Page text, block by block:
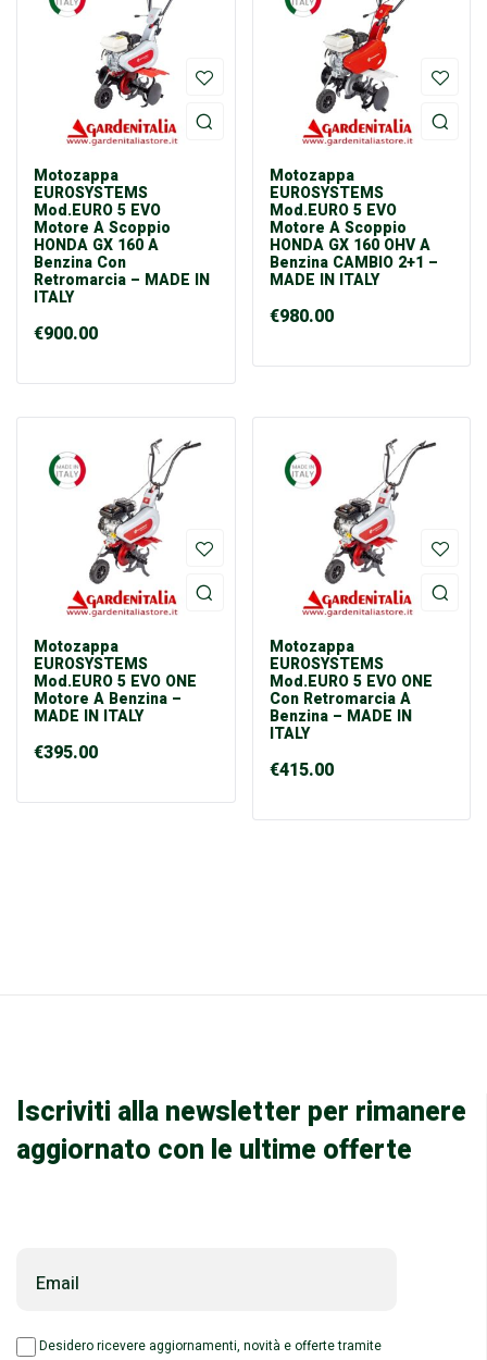
Motozappa
EUROSYSTEMS
Mod.EURO 5 EVO
Motore A Scoppio
HONDA GX 160 A
Benzina Con
Retromarcia – MADE IN
ITALY
€900.00
Motozappa
EUROSYSTEMS
Mod.EURO 5 EVO
Motore A Scoppio
HONDA GX 160 OHV A
Benzina CAMBIO 2+1 –
MADE IN ITALY
€980.00
Motozappa
EUROSYSTEMS
Mod.EURO 5 EVO ONE
Motore A Benzina –
MADE IN ITALY
€395.00
Motozappa
EUROSYSTEMS
Mod.EURO 5 EVO ONE
Con Retromarcia A
Benzina – MADE IN
ITALY
€415.00
Iscriviti alla newsletter per rimanere
aggiornato con le ultime offerte
Email
Desidero ricevere aggiornamenti, novità e offerte tramite